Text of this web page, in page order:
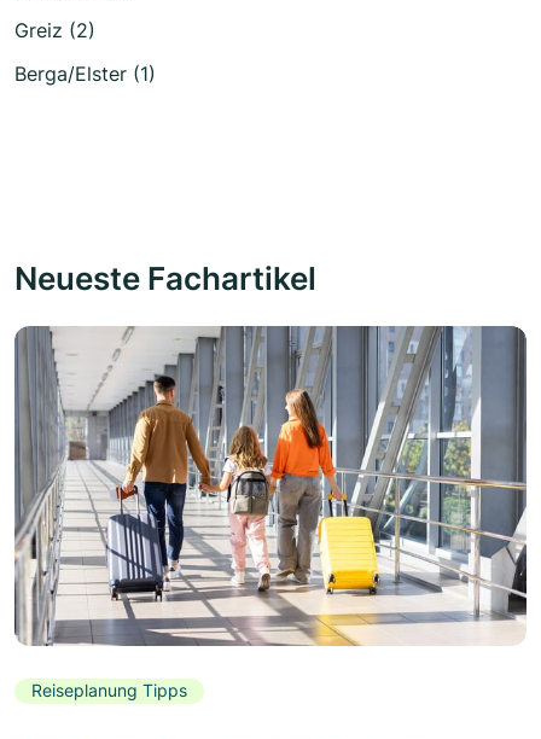
Greiz (2)
Berga/Elster (1)
Neueste Fachartikel
Reiseplanung Tipps